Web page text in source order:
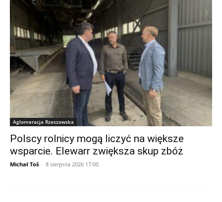
Aglomeracja Rzeszowska
Polscy rolnicy mogą liczyć na większe
wsparcie. Elewarr zwiększa skup zbóż
Michał Toś - 8 sierpnia 2026 17:00